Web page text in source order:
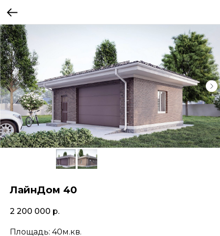
ЛайнДом 40
2 200 000 р.
Площадь: 40м.кв.